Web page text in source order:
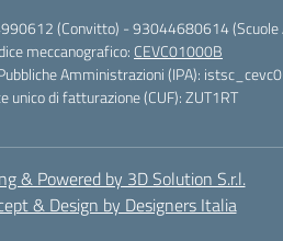
(Convitto) - 93044680614 (Scuole
meccanografico: CEVC01000B
Amministrazioni (IPA):
unico di fatturazione (CUF): ZUT1RT
& Powered by 3D Solution S.r.l.
& Design by Designers Italia